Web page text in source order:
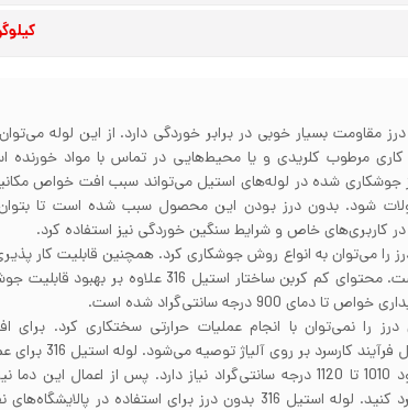
316 بد.ون درز مقاومت بسیار خوبی در برابر خوردگی دارد. از این لوله
مرطوب کلریدی و یا محیط‌هایی در تماس با مواد خورنده
جوشکاری شده در لوله‌های استیل می‌تواند سبب افت خواص
شود. بدون درز بودن این محصول سبب شده است تا بتوان
316 بدون درز را می‌توان به انواع روش‌ جوشکاری کرد. همچنین قابلیت کار
آلیاژ نیز بسیار خوب است. محتوای کم کربن ساختار استیل 316 علاوه بر
900 درجه سانتی‌گراد شده است.
316 بدون درز را نمی‌توان با انجام عملیات حرارتی سختکاری کرد. برای
استحکام آلیاژ 316، اعمال فرآیند کارسرد بر
آنیل به دمایی در حدود 1010 تا 1120 درجه سانتی‌گراد نیاز دارد. پس از اعمال این
قطعات را به سرعت سرد کنید. لوله استیل 316 بدون درز برای استفاده در